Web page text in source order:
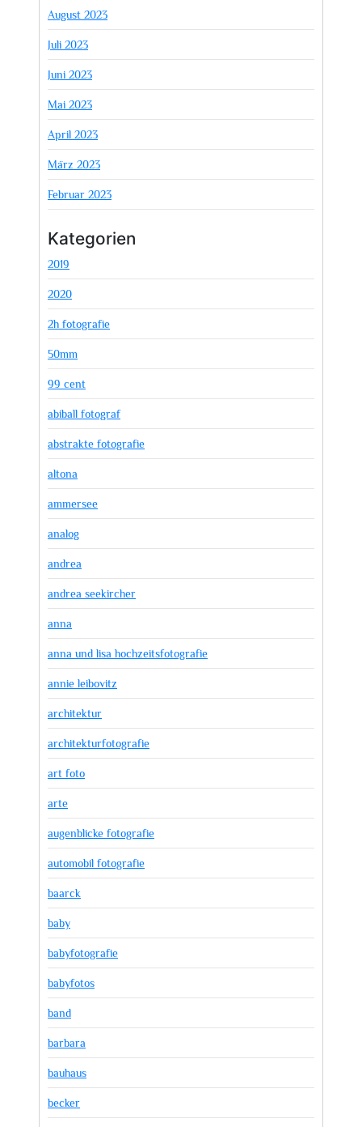
August 2023
Juli 2023
Juni 2023
Mai 2023
April 2023
März 2023
Februar 2023
Kategorien
2019
2020
2h fotografie
50mm
99 cent
abiball fotograf
abstrakte fotografie
altona
ammersee
analog
andrea
andrea seekircher
anna
anna und lisa hochzeitsfotografie
annie leibovitz
architektur
architekturfotografie
art foto
arte
augenblicke fotografie
automobil fotografie
baarck
baby
babyfotografie
babyfotos
band
barbara
bauhaus
becker